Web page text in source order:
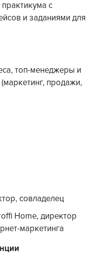
с
и заданиями для
топ-менеджеры и
продажи,
совладелец
Home, директор
маркетинга